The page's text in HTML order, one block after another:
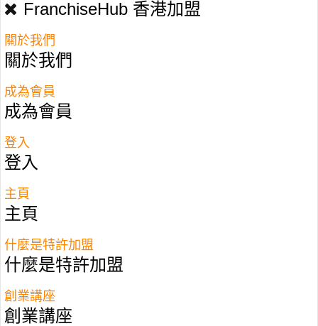
FranchiseHub 香港加盟
關於我們
關於我們
成為會員
成為會員
登入
登入
主頁
主頁
什麼是特許加盟
什麼是特許加盟
創業講座
創業講座
零售
全部
零售
新手之選
高收益項目